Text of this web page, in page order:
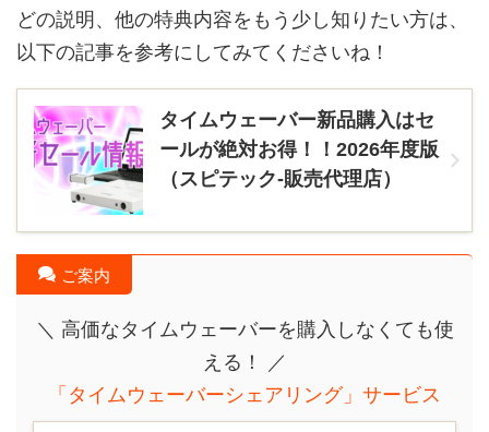
どの説明、他の特典内容をもう少し知りたい方は、
以下の記事を参考にしてみてくださいね！
タイムウェーバー新品購入はセ
ールが絶対お得！！2026年度版
（スピテック-販売代理店）
ご案内
＼ 高価なタイムウェーバーを購入しなくても使
える！ ／
「タイムウェーバーシェアリング」サービス